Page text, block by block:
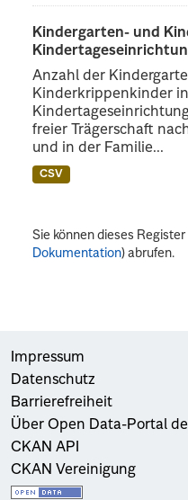
Kindergarten- und
Anzahl der
Kinderkrippenkinder
freier Trägerschaft
und in der Familie...
CSV
Sie können dieses
Dokumentation) abrufen.
Impressum
Datenschutz
Barrierefreiheit
Über Open Data-Portal
CKAN API
CKAN Vereinigung